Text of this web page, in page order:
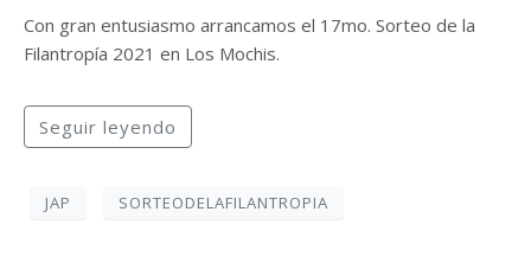
Con gran entusiasmo arrancamos el 17mo. Sorteo de la
Filantropía 2021 en Los Mochis.
Seguir leyendo
JAP SORTEODELAFILANTROPIA